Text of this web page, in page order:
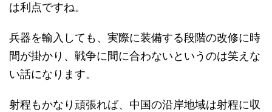
は利点ですね。
兵器を輸入しても、実際に装備する段階の改修に時
間が掛かり、戦争に間に合わないというのは笑えな
い話になります。
射程もかなり頑張れば、中国の沿岸地域は射程に収